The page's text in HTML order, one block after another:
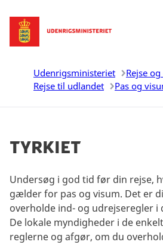
Gå til forsiden
Udenrigsministeriet
Rejse
Rejse til udlandet
Pas og
Tyrkiet
Undersøg i god tid før din rejse,
gælder for pas og visum. Det er
overholde ind- og udrejseregler i
De lokale myndigheder i de
reglerne og afgør, om du